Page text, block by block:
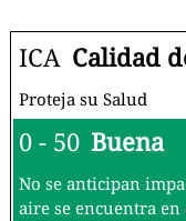
ICA Calidad
Proteja su Salud
0 - 50 Buena
No se anticipan
aire se encuentra